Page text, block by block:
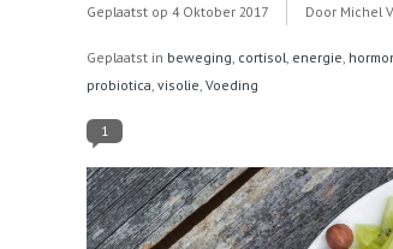
Geplaatst op 4 Oktober 2017 Door Michel
Geplaatst in beweging cortisol energie
probiotica visolie Voeding
1